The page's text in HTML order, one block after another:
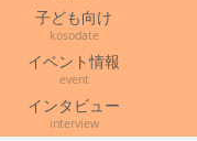
子ども向け
kosodate
イベント情報
event
インタビュー
interview